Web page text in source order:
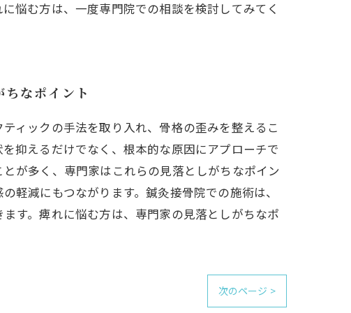
悩む方は、一度専門院での相談を検討してみてく
なポイント
ィックの手法を取り入れ、骨格の歪みを整えるこ
抑えるだけでなく、根本的な原因にアプローチで
が多く、専門家はこれらの見落としがちなポイン
軽減にもつながります。鍼灸接骨院での施術は、
す。痺れに悩む方は、専門家の見落としがちなポ
次のページ >